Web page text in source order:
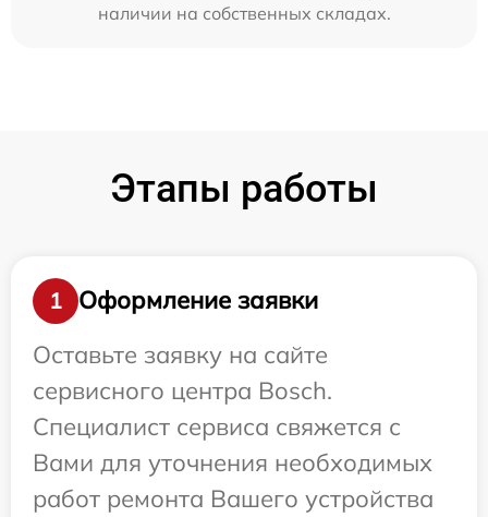
наличии на собственных складах.
Этапы работы
1
Оформление заявки
Оставьте заявку на сайте
сервисного центра Bosch.
Специалист сервиса свяжется с
Вами для уточнения необходимых
работ ремонта Вашего устройства